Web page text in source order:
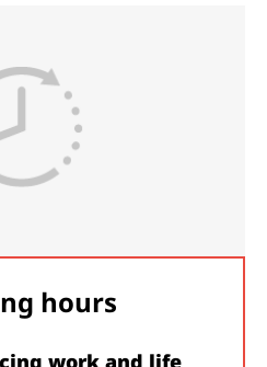
hours
work and life